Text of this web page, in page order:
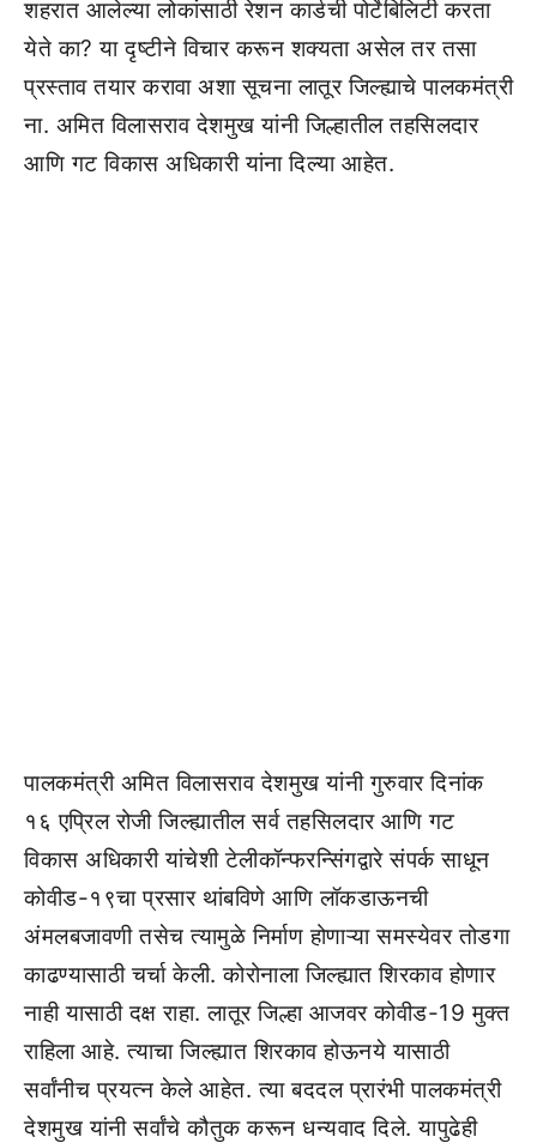
शहरात आलेल्या लोकांसाठी रेशन कार्डची पोर्टेबिलिटी करता
येते का? या दृष्टीने विचार करून शक्यता असेल तर तसा
प्रस्ताव तयार करावा अशा सूचना लातूर जिल्ह्याचे पालकमंत्री
ना. अमित विलासराव देशमुख यांनी जिल्हातील तहसिलदार
आणि गट विकास अधिकारी यांना दिल्या आहेत.
पालकमंत्री अमित विलासराव देशमुख यांनी गुरुवार दिनांक
१६ एप्रिल रोजी जिल्ह्यातील सर्व तहसिलदार आणि गट
विकास अधिकारी यांचेशी टेलीकॉन्फरन्सिंगद्वारे संपर्क साधून
कोवीड-१९चा प्रसार थांबविणे आणि लॉकडाऊनची
अंमलबजावणी तसेच त्यामुळे निर्माण होणाऱ्या समस्येवर तोडगा
काढण्यासाठी चर्चा केली. कोरोनाला जिल्ह्यात शिरकाव होणार
नाही यासाठी दक्ष राहा. लातूर जिल्हा आजवर कोवीड-19 मुक्त
राहिला आहे. त्याचा जिल्ह्यात शिरकाव होऊनये यासाठी
सर्वांनीच प्रयत्न केले आहेत. त्या बददल प्रारंभी पालकमंत्री
देशमुख यांनी सर्वांचे कौतुक करून धन्यवाद दिले. यापुढेही